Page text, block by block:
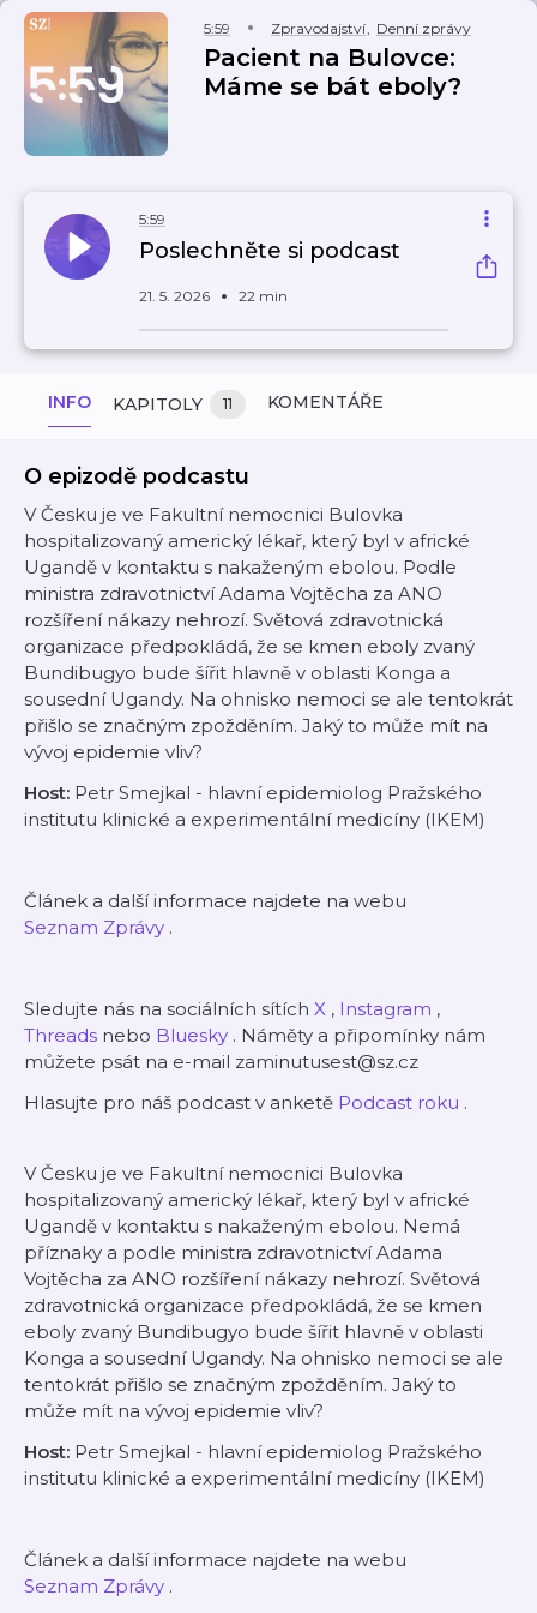
5:59 Zpravodajství, Denní zprávy
Pacient na Bulovce:
Máme se bát eboly?
5:59
Poslechněte si podcast
21. 5. 2026 22 min
INFO KAPITOLY 11 KOMENTÁŘE
O epizodě podcastu
V Česku je ve Fakultní nemocnici Bulovka
hospitalizovaný americký lékař, který byl v africké
Ugandě v kontaktu s nakaženým ebolou. Podle
ministra zdravotnictví Adama Vojtěcha za ANO
rozšíření nákazy nehrozí. Světová zdravotnická
organizace předpokládá, že se kmen eboly zvaný
Bundibugyo bude šířit hlavně v oblasti Konga a
sousední Ugandy. Na ohnisko nemoci se ale tentokrát
přišlo se značným zpožděním. Jaký to může mít na
vývoj epidemie vliv?
Host: Petr Smejkal - hlavní epidemiolog Pražského
institutu klinické a experimentální medicíny (IKEM)
Článek a další informace najdete na webu
Seznam Zprávy .
Sledujte nás na sociálních sítích X , Instagram ,
Threads nebo Bluesky . Náměty a připomínky nám
můžete psát na e-mail zaminutusest@sz.cz
Hlasujte pro náš podcast v anketě Podcast roku .
V Česku je ve Fakultní nemocnici Bulovka
hospitalizovaný americký lékař, který byl v africké
Ugandě v kontaktu s nakaženým ebolou. Nemá
příznaky a podle ministra zdravotnictví Adama
Vojtěcha za ANO rozšíření nákazy nehrozí. Světová
zdravotnická organizace předpokládá, že se kmen
eboly zvaný Bundibugyo bude šířit hlavně v oblasti
Konga a sousední Ugandy. Na ohnisko nemoci se ale
tentokrát přišlo se značným zpožděním. Jaký to
může mít na vývoj epidemie vliv?
Host: Petr Smejkal - hlavní epidemiolog Pražského
institutu klinické a experimentální medicíny (IKEM)
Článek a další informace najdete na webu
Seznam Zprávy .